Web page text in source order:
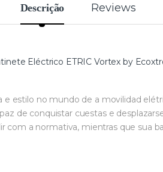
Descrição Reviews
e estilo no mundo de a movilidad
de conquistar cuestas e
com a normativa, mientras que sua